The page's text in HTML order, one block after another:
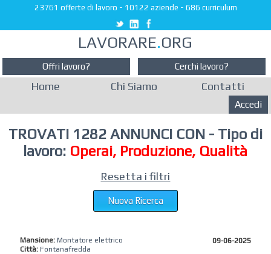
23761 offerte di lavoro - 10122 aziende - 686 curriculum
LAVORARE.ORG
Offri lavoro? Cerchi lavoro?
Home Chi Siamo Contatti
Accedi
TROVATI 1282 ANNUNCI CON - Tipo di
lavoro: Operai, Produzione, Qualità
Resetta i filtri
Nuova Ricerca
Mansione:Montatore elettrico
Città:Fontanafredda
09-06-2025